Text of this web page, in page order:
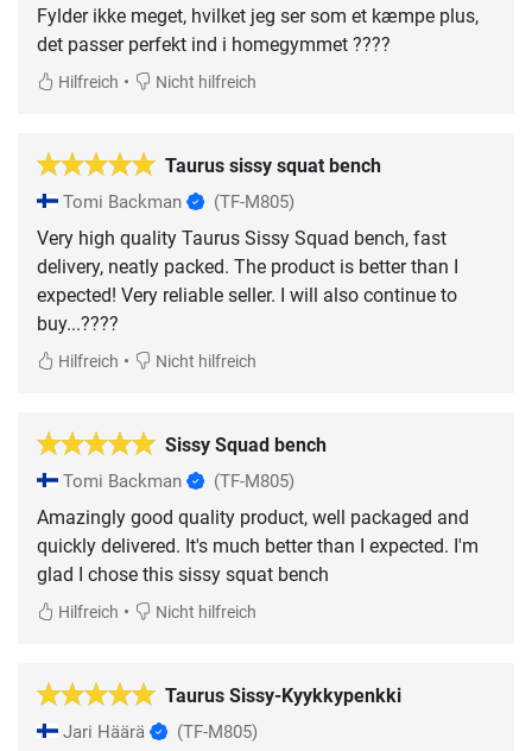
Fylder ikke meget, hvilket jeg ser som et kæmpe plus,
det passer perfekt ind i homegymmet ????
Hilfreich • Nicht hilfreich
Taurus sissy squat bench
Tomi Backman (TF-M805)
Very high quality Taurus Sissy Squad bench, fast
delivery, neatly packed. The product is better than I
expected! Very reliable seller. I will also continue to
buy...????
Hilfreich • Nicht hilfreich
Sissy Squad bench
Tomi Backman (TF-M805)
Amazingly good quality product, well packaged and
quickly delivered. It's much better than I expected. I'm
glad I chose this sissy squat bench
Hilfreich • Nicht hilfreich
Taurus Sissy-Kyykkypenkki
Jari Häärä (TF-M805)